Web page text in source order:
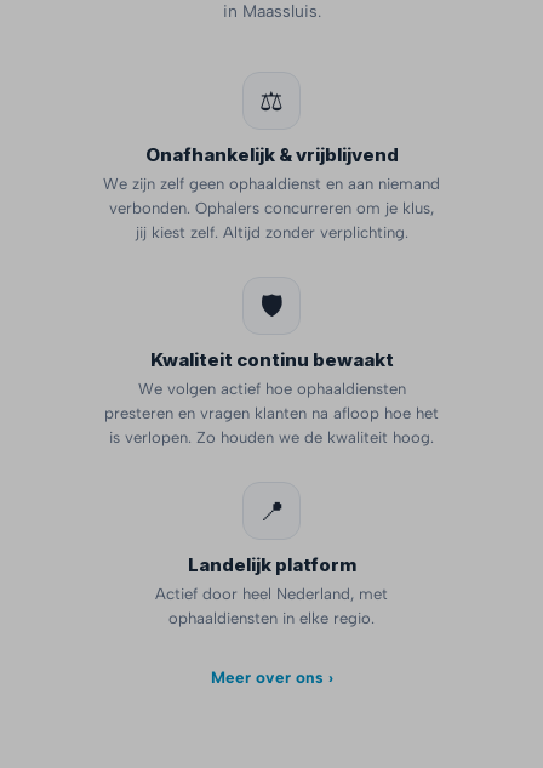
in Maassluis.
⚖️
Onafhankelijk & vrijblijvend
We zijn zelf geen ophaaldienst en aan niemand
verbonden. Ophalers concurreren om je klus,
jij kiest zelf. Altijd zonder verplichting.
🛡️
Kwaliteit continu bewaakt
We volgen actief hoe ophaaldiensten
presteren en vragen klanten na afloop hoe het
is verlopen. Zo houden we de kwaliteit hoog.
📍
Landelijk platform
Actief door heel Nederland, met
ophaaldiensten in elke regio.
Meer over ons ›